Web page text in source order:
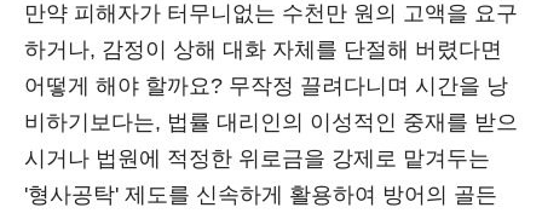
만약 피해자가 터무니없는 수천만 원의 고액을 요구
하거나, 감정이 상해 대화 자체를 단절해 버렸다면
어떻게 해야 할까요? 무작정 끌려다니며 시간을 낭
비하기보다는, 법률 대리인의 이성적인 중재를 받으
시거나 법원에 적정한 위로금을 강제로 맡겨두는
'형사공탁' 제도를 신속하게 활용하여 방어의 골든